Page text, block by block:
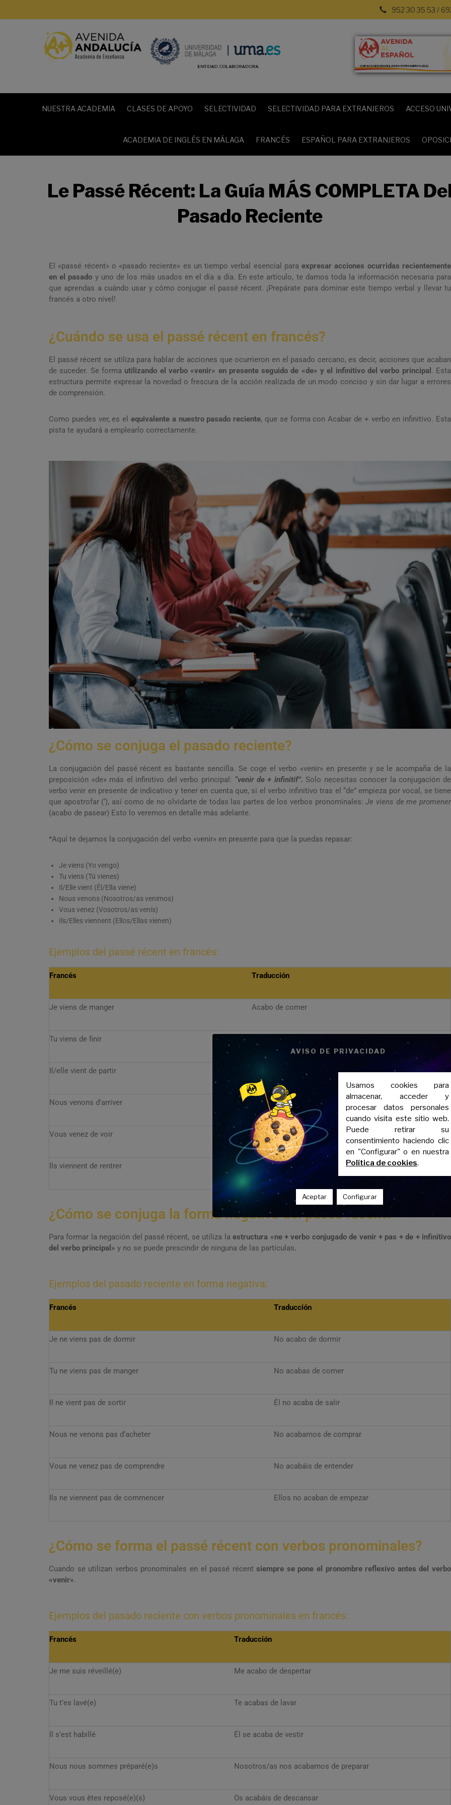
952 30 35 53 /
CURSOS DE ESPAÑOL PARA EXTRANJEROS (ELE)
NUESTRA ACADEMIA CLASES DE APOYO SELECTIVIDAD SELECTIVIDAD PARA EXTRANJEROS ACCESO
ACADEMIA DE INGLÉS EN MÁLAGA FRANCÉS ESPAÑOL PARA EXTRANJEROS
Le Passé Récent: La Guía MÁS COMPLETA
Pasado Reciente
El «passé récent» o «pasado reciente» es un tiempo verbal esencial paraexpresar acciones ocurridas recientemente
en el pasado y uno de los más usados en el día a día. En este artículo, te damos toda la información necesaria para
que aprendas a cuándo usar y cómo conjugar el passé récent. ¡Prepárate para dominar este tiempo verbal y llevar tu
francés a otro nivel!
¿Cuándo se usa el passé récent en francés?
El passé récent se utiliza para hablar de acciones que ocurrieron en el pasado cercano, es decir, acciones que acaban
de suceder. Se forma utilizando el verbo «venir» en presente seguido de «de» y el infinitivo del verbo principal . Esta
estructura permite expresar la novedad o frescura de la acción realizada de un modo conciso y sin dar lugar a errores
de comprensión.
Como puedes ver, es el equivalente a nuestro pasado reciente, que se forma con Acabar de + verbo en infinitivo. Esta
pista te ayudará a emplearlo correctamente.
¿Cómo se conjuga el pasado reciente?
La conjugación del passé récent es bastante sencilla. Se coge el verbo «venir» en presente y se le acompaña de la
preposición «de» más el infinitivo del verbo principal: “venir de + infinitif”. Solo necesitas conocer la conjugación de
verbo venir en presente de indicativo y tener en cuenta que, si el verbo infinitivo tras el “de” empieza por vocal, se tiene
que apostrofar (‘), así como de no olvidarte de todas las partes de los verbos pronominales:Je viens de me promener
(acabo de pasear) Esto lo veremos en detalle más adelante.
*Aquí te dejamos la conjugación del verbo «venir» en presente para que la puedas repasar:
Je viens (Yo vengo)
Tu viens (Tú vienes)
Il/Elle vient (Él/Ella viene)
Nous venons (Nosotros/as venimos)
Vous venez (Vosotros/as venís)
Ils/Elles viennent (Ellos/Ellas vienen)
Ejemplos del passé récent en francés:
Francés Traducción
Je viens de manger Acabo de comer
Tu viens de finir Acabas de terminar
Il/elle vient de partir
Nous venons d’arriver Acabamos de llegar
Vous venez de voir Vienen de ver
Ils viennent de rentrer Ellos acaban de volver
¿Cómo se conjuga la forma negativa del passé récent?
Para formar la negación del passé récent, se utiliza laestructura «ne + verbo conjugado de venir + pas + de + infinitivo
del verbo principal» y no se puede prescindir de ninguna de las partículas.
Ejemplos del pasado reciente en forma negativa:
Francés Traducción
Je ne viens pas de dormir No acabo de dormir
Tu ne viens pas de manger No acabas de comer
Il ne vient pas de sortir Él no acaba de salir
Nous ne venons pas d’acheter No acabamos de comprar
Vous ne venez pas de comprendre No acabáis de entender
Ils ne viennent pas de commencer Ellos no acaban de empezar
¿Cómo se forma el passé récent con verbos pronominales?
Cuando se utilizan verbos pronominales en el passé récentsiempre se pone el pronombre reflexivo antes del verbo
«venir».
Ejemplos del pasado reciente con verbos pronominales en francés:
Francés Traducción
Je me suis réveillé(e) Me acabo de despertar
Tu t’es lavé(e) Te acabas de lavar
Il s’est habillé Él se acaba de vestir
Nous nous sommes préparé(e)s Nosotros/as nos acabamos de preparar
Vous vous êtes reposé(e)(s) Os acabáis de descansar
AVISO DE PRIVACIDAD
Usamos cookies para
almacenar, acceder y
procesar datos personales
cuando visita este sitio web.
Puede retirar su
consentimiento haciendo clic
en "Configurar" o en nuestra
Política de cookies.
Aceptar Configurar